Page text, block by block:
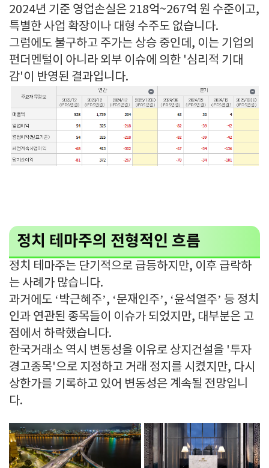
2024년 기준 영업손실은 218억~267억 원 수준이고,
특별한 사업 확장이나 대형 수주도 없습니다.
그럼에도 불구하고 주가는 상승 중인데, 이는 기업의
펀더멘털이 아니라 외부 이슈에 의한 '심리적 기대
감'이 반영된 결과입니다.
정치 테마주의 전형적인 흐름
정치 테마주는 단기적으로 급등하지만, 이후 급락하
는 사례가 많습니다.
과거에도 ‘박근혜주’, ‘문재인주’, ‘윤석열주’ 등 정치
인과 연관된 종목들이 이슈가 되었지만, 대부분은 고
점에서 하락했습니다.
한국거래소 역시 변동성을 이유로 상지건설을 '투자
경고종목'으로 지정하고 거래 정지를 시켰지만, 다시
상한가를 기록하고 있어 변동성은 계속될 전망입니
다.